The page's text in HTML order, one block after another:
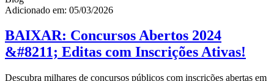
Adicionado em: 05/03/2026
BAIXAR: Concursos Abertos 2024
&#8211; Editas com Inscrições Ativas!
Descubra milhares de concursos públicos com inscrições abertas em